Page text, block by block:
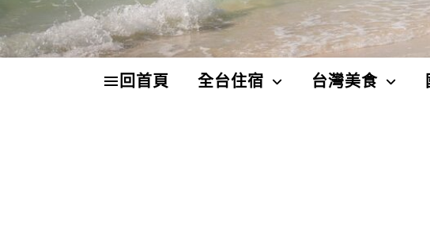
回首頁 全台住宿 台灣美食